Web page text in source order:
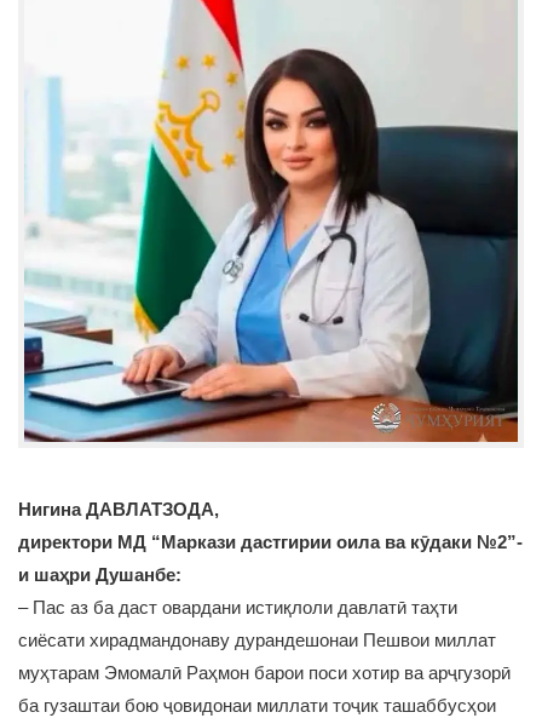
Нигина ДАВЛАТЗОДА,
директори МД “Маркази дастгирии оила ва кӯдаки №2”-
и шаҳри Душанбе:
– Пас аз ба даст овардани истиқлоли давлатӣ таҳти
сиёсати хирадмандонаву дурандешонаи Пешвои миллат
муҳтарам Эмомалӣ Раҳмон барои поси хотир ва арҷгузорӣ
ба гузаштаи бою ҷовидонаи миллати тоҷик ташаббусҳои